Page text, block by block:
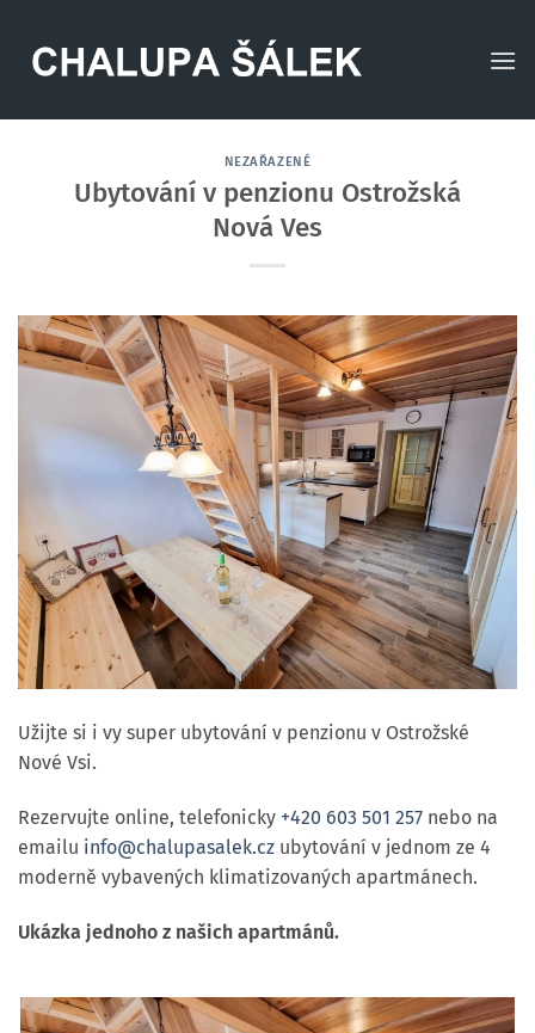
obsah
NEZAŘAZENÉ
Ubytování v penzionu Ostrožská
Nová Ves
Užijte si i vy super ubytování v penzionu v Ostrožské
Nové Vsi.
Rezervujte online, telefonicky +420 603 501 257 nebo na
emailu info@chalupasalek.cz ubytování v jednom ze 4
moderně vybavených klimatizovaných apartmánech.
Ukázka jednoho z našich apartmánů.